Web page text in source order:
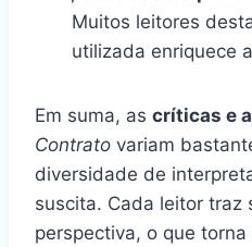
Muitos leitores
utilizada enriquece
Em suma, as críticas e
Contrato variam
diversidade de
suscita. Cada leitor traz
perspectiva, o que